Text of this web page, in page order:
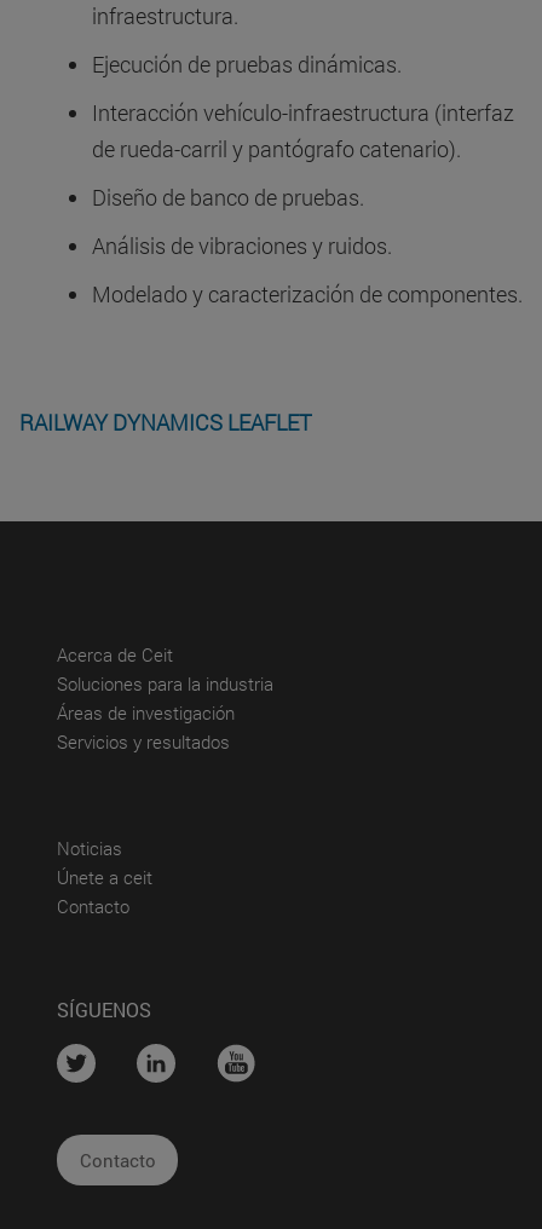
infraestructura.
Ejecución de pruebas dinámicas.
Interacción vehículo-infraestructura (interfaz
de rueda-carril y pantógrafo catenario).
Diseño de banco de pruebas.
Análisis de vibraciones y ruidos.
Modelado y caracterización de componentes.
RAILWAY DYNAMICS LEAFLET
Acerca de Ceit(abre en nueva ventana)
Soluciones para la industria
Áreas de investigación
Servicios y resultados
Noticias
Únete a ceit(abre en nueva ventana)
Contacto(abre en nueva ventana)
SÍGUENOS
.... .... ....
Contacto